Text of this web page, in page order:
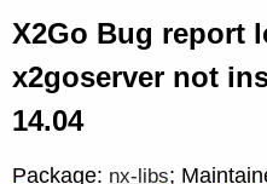
X2Go Bug report
x2goserver not
14.04
Package: nx-libs;